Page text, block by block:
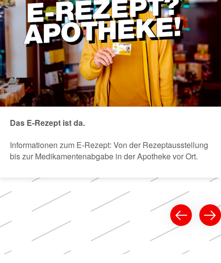
Das E-Rezept ist da.
Informationen zum E-Rezept: Von der Rezeptausstellung
bis zur Medikamentenabgabe in der Apotheke vor Ort.